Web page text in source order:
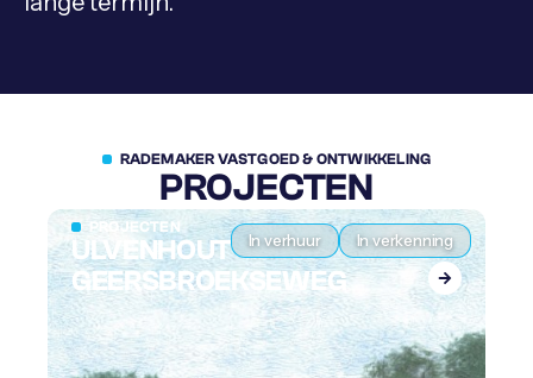
RADEMAKER VASTGOED & ONTWIKKELING
PROJECTEN
In verhuur In verkenning
PROJECTEN
ULVENHOUT
GEERSBROEKSEWEG